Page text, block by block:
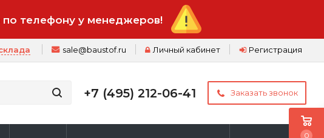
телефону у менеджеров!
Регистрация
Личный кабинет
sale@baustof.ru
+7 (495) 212-06-41 Заказать звонок
0